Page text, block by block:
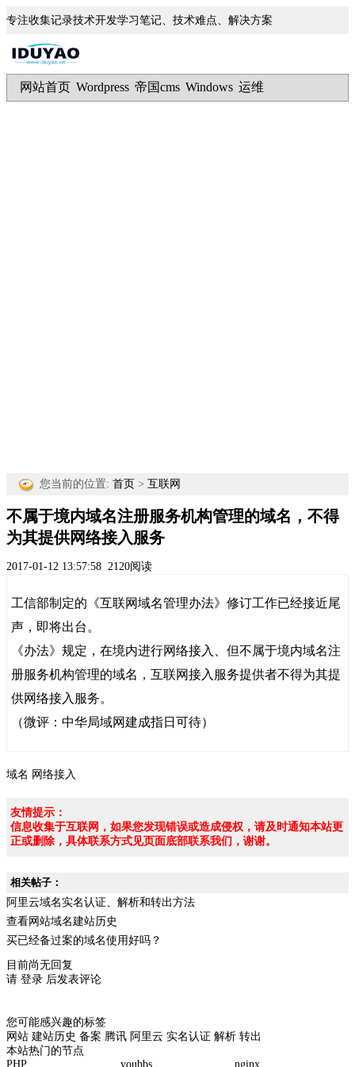
专注收集记录技术开发学习笔记、技术难点、解决方案
网站首页 Wordpress 帝国cms Windows 运维
您当前的位置: 首页 > 互联网
不属于境内域名注册服务机构管理的域名，不得
为其提供网络接入服务
2017-01-12 13:57:58 2120阅读
工信部制定的《互联网域名管理办法》修订工作已经接近尾
声，即将出台。
《办法》规定，在境内进行网络接入、但不属于境内域名注
册服务机构管理的域名，互联网接入服务提供者不得为其提
供网络接入服务。
（微评：中华局域网建成指日可待）
域名 网络接入
友情提示：
信息收集于互联网，如果您发现错误或造成侵权，请及时通知本站更
正或删除，具体联系方式见页面底部联系我们，谢谢。
相关帖子：
阿里云域名实名认证、解析和转出方法
查看网站域名建站历史
买已经备过案的域名使用好吗？
目前尚无回复
请 登录 后发表评论
您可能感兴趣的标签
网站 建站历史 备案 腾讯 阿里云 实名认证 解析 转出
本站热门的节点
PHP
youbbs nginx